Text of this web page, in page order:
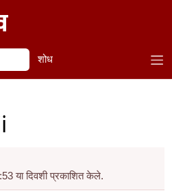
शोध
या दिवशी प्रकाशित केले.